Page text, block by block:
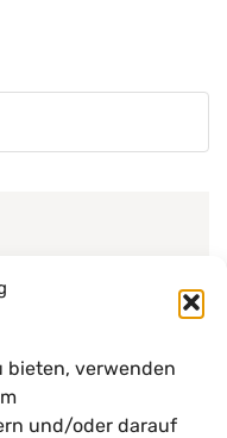
bieten, verwenden
und/oder darauf